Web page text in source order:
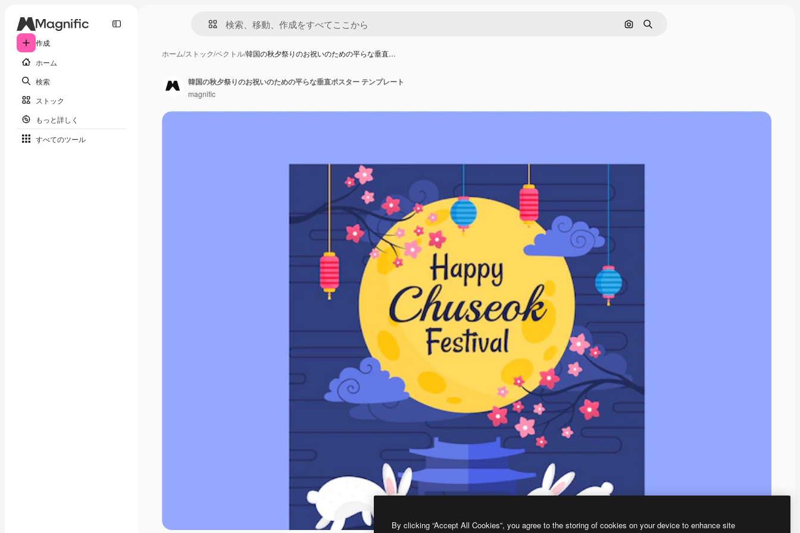
作成
ホーム
検索
ストック
もっと詳しく
すべてのツール
画像で検索
検索
ホーム/ストック/ベクトル/韓国の秋夕祭りのお祝いのための平らな垂直…
韓国の秋夕祭りのお祝いのための平らな垂直ポスター テンプレート
magnific
By clicking “Accept All Cookies”, you agree to the storing of cookies on your device to enhance site